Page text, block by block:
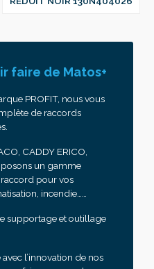
faire de Matos+
PROFIT, nous vous
de raccords
CADDY ERICO,
un gamme
pour vos
incendie……
supportage et outillage
l’innovation de nos